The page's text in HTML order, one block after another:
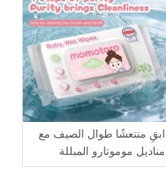
ابقِ منتعشًا طوال الصيف مع
مناديل موموتارو المبللة
للأطفال